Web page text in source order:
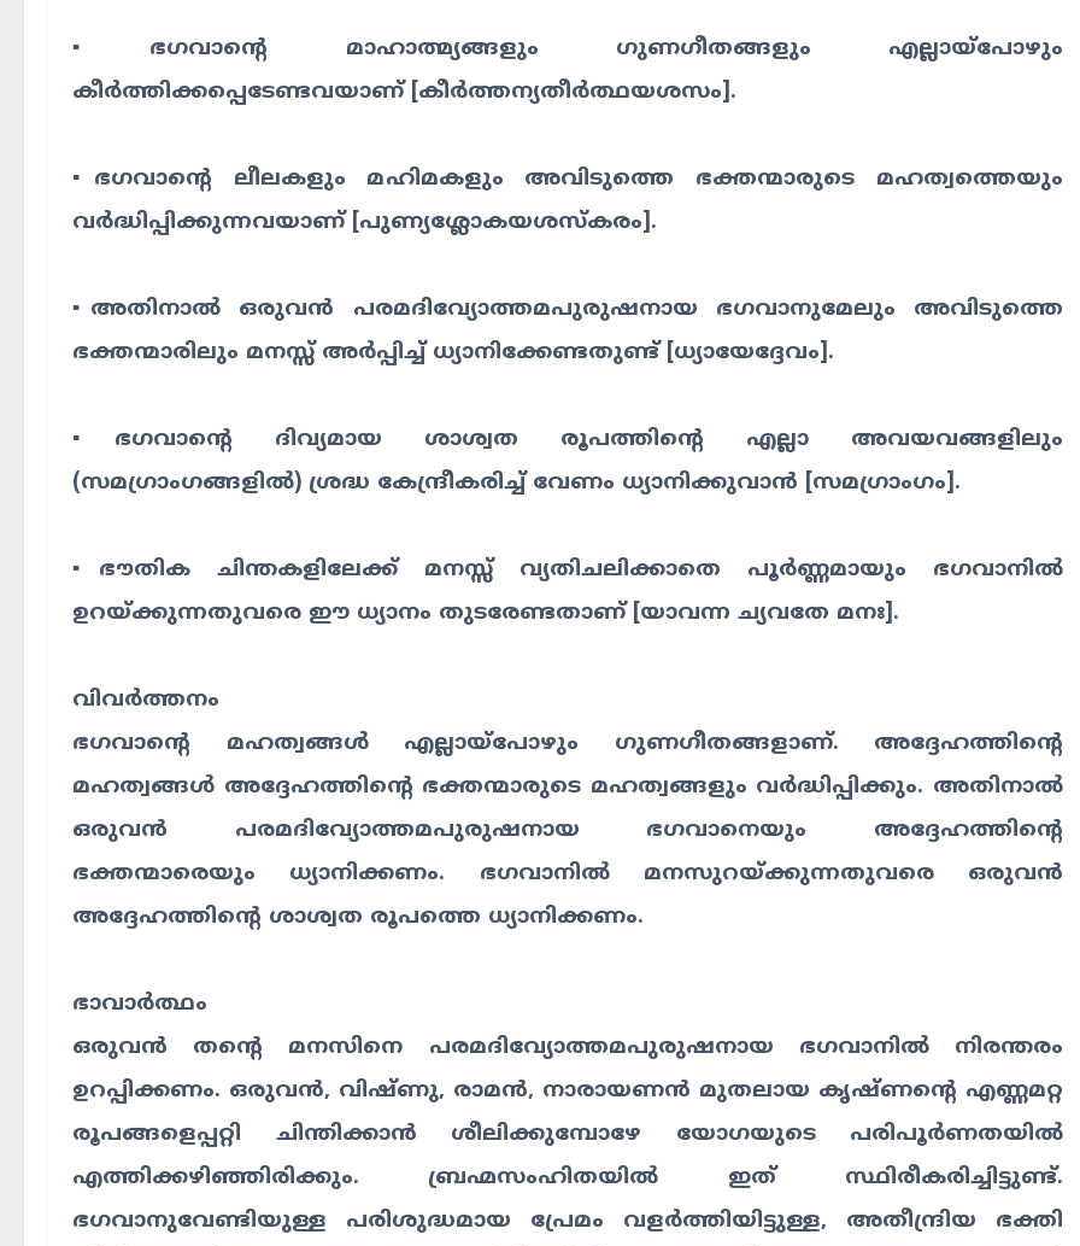
▪️ഭഗവാന്റെ മാഹാത്മ്യങ്ങളും ഗുണഗീതങ്ങളും എല്ലായ്പോഴും
കീർത്തിക്കപ്പെടേണ്ടവയാണ് [കീർത്തന്യതീർത്ഥയശസം].
▪️ഭഗവാന്റെ ലീലകളും മഹിമകളും അവിടുത്തെ ഭക്തന്മാരുടെ മഹത്വത്തെയും
വർദ്ധിപ്പിക്കുന്നവയാണ് [പുണ്യശ്ലോകയശസ്‌കരം].
▪️അതിനാൽ ഒരുവൻ പരമദിവ്യോത്തമപുരുഷനായ ഭഗവാനുമേലും അവിടുത്തെ
ഭക്തന്മാരിലും മനസ്സ് അർപ്പിച്ച് ധ്യാനിക്കേണ്ടതുണ്ട് [ധ്യായേദ്ദേവം].
▪️ഭഗവാന്റെ ദിവ്യമായ ശാശ്വത രൂപത്തിന്റെ എല്ലാ അവയവങ്ങളിലും
(സമഗ്രാംഗങ്ങളിൽ) ശ്രദ്ധ കേന്ദ്രീകരിച്ച് വേണം ധ്യാനിക്കുവാൻ [സമഗ്രാംഗം].
▪️ഭൗതിക ചിന്തകളിലേക്ക് മനസ്സ് വ്യതിചലിക്കാതെ പൂർണ്ണമായും ഭഗവാനിൽ
ഉറയ്ക്കുന്നതുവരെ ഈ ധ്യാനം തുടരേണ്ടതാണ് [യാവന്ന ച്യവതേ മനഃ].
വിവർത്തനം
ഭഗവാന്റെ മഹത്വങ്ങൾ എല്ലായ്പോഴും ഗുണഗീതങ്ങളാണ്. അദ്ദേഹത്തിന്റെ
മഹത്വങ്ങൾ അദ്ദേഹത്തിന്റെ ഭക്തന്മാരുടെ മഹത്വങ്ങളും വർദ്ധിപ്പിക്കും. അതിനാൽ
ഒരുവൻ പരമദിവ്യോത്തമപുരുഷനായ ഭഗവാനെയും അദ്ദേഹത്തിന്റെ
ഭക്തന്മാരെയും ധ്യാനിക്കണം. ഭഗവാനിൽ മനസുറയ്ക്കുന്നതുവരെ ഒരുവൻ
അദ്ദേഹത്തിന്റെ ശാശ്വത രൂപത്തെ ധ്യാനിക്കണം.
ഭാവാർത്ഥം
ഒരുവൻ തന്റെ മനസിനെ പരമദിവ്യോത്തമപുരുഷനായ ഭഗവാനിൽ നിരന്തരം
ഉറപ്പിക്കണം. ഒരുവൻ, വിഷ്ണു, രാമൻ, നാരായണൻ മുതലായ കൃഷ്ണന്റെ എണ്ണമറ്റ
രൂപങ്ങളെപ്പറ്റി ചിന്തിക്കാൻ ശീലിക്കുമ്പോഴേ യോഗയുടെ പരിപൂർണതയിൽ
എത്തിക്കഴിഞ്ഞിരിക്കും. ബ്രഹ്മസംഹിതയിൽ ഇത് സ്ഥിരീകരിച്ചിട്ടുണ്ട്.
ഭഗവാനുവേണ്ടിയുള്ള പരിശുദ്ധമായ പ്രേമം വളർത്തിയിട്ടുള്ള, അതീന്ദ്രിയ ഭക്തി